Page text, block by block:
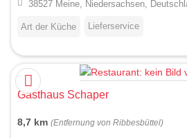
38527 Meine, Niedersachsen,
Art der Küche Lieferservice
Gasthaus Schaper
8,7 km (Entfernung von Ribbesbüttel)